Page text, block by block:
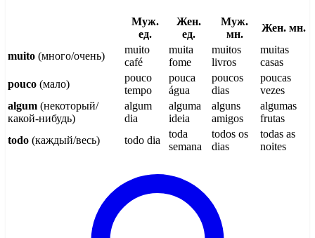
Муж.
ед.
Жен.
ед.
Муж.
мн.
Жен. мн.
muito (много/очень)
muito
café
muita
fome
muitos
livros
muitas
casas
pouco (мало)
pouco
tempo
pouca
água
poucos
dias
poucas
vezes
algum (некоторый/
какой-нибудь)
algum
dia
alguma
ideia
alguns
amigos
algumas
frutas
todo (каждый/весь) todo dia
toda
semana
todos os
dias
todas as
noites